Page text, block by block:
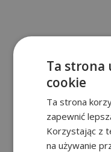
Jesteś
Ta strona
cookie
Ta strona
zapewnić
Korzystając z
na używanie